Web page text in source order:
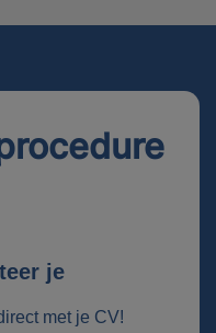
je
met je CV!